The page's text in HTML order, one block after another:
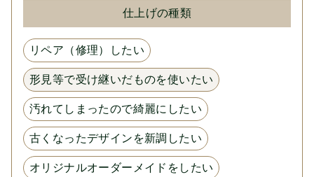
仕上げの種類
リペア（修理）したい
形見等で受け継いだものを使いたい
汚れてしまったので綺麗にしたい
古くなったデザインを新調したい
オリジナルオーダーメイドをしたい